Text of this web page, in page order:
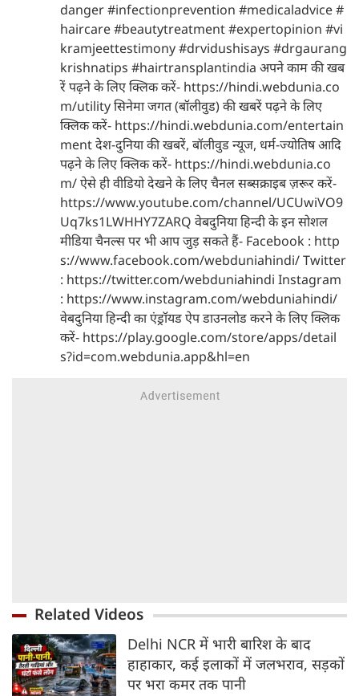
danger #infectionprevention #medicaladvice #
haircare #beautytreatment #expertopinion #vi
kramjeettestimony #drvidushisays #drgaurang
krishnatips #hairtransplantindia अपने काम की खब
रें पढ़ने के लिए क्लिक करें- https://hindi.webdunia.co
m/utility सिनेमा जगत (बॉलीवुड) की खबरें पढ़ने के लिए
क्लिक करें- https://hindi.webdunia.com/entertain
ment देश-दुनिया की खबरें, बॉलीवुड न्यूज, धर्म-ज्योतिष आदि
पढ़ने के लिए क्लिक करें- https://hindi.webdunia.co
m/ ऐसे ही वीडियो देखने के लिए चैनल सब्सक्राइब ज़रूर करें-
https://www.youtube.com/channel/UCUwiVO9
Uq7ks1LWHHY7ZARQ वेबदुनिया हिन्दी के इन सोशल
मीडिया चैनल्स पर भी आप जुड़ सकते हैं- Facebook : http
s://www.facebook.com/webduniahindi/ Twitter
: https://twitter.com/webduniahindi Instagram
: https://www.instagram.com/webduniahindi/
वेबदुनिया हिन्दी का एंड्रॉयड ऐप डाउनलोड करने के लिए क्लिक
करें- https://play.google.com/store/apps/detail
s?id=com.webdunia.app&hl=en
Related Videos
Delhi NCR में भारी बारिश के बाद
हाहाकार, कई इलाकों में जलभराव, सड़कों
पर भरा कमर तक पानी